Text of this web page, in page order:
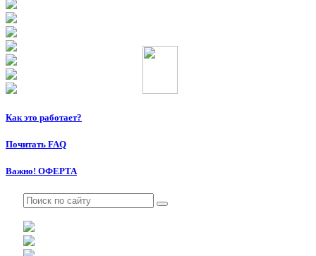
Как это работает?
Почитать FAQ
Важно! ОФЕРТА